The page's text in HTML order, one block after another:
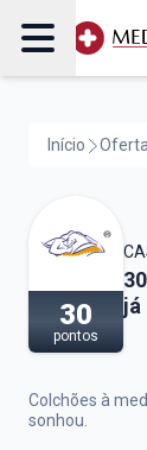
Início
30
pontos
já
Colchões à
sonhou.